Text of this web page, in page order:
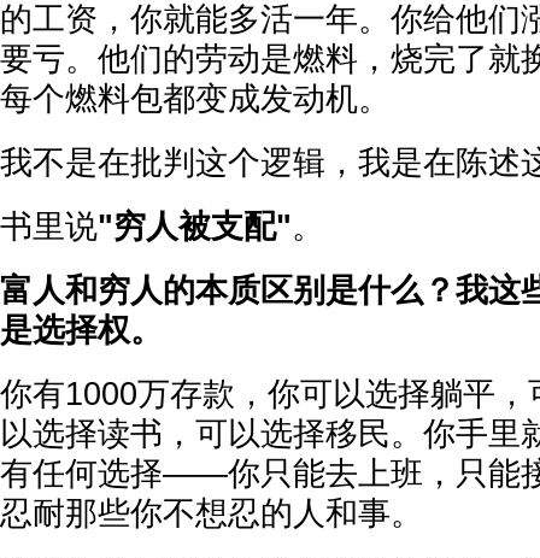
的工资，你就能多活一年。你给他们
要亏。他们的劳动是燃料，烧完了就
每个燃料包都变成发动机。
我不是在批判这个逻辑，我是在陈述
书里说"穷人被支配"。
富人和穷人的本质区别是什么？我
是选择权。
你有1000万存款，你可以选择躺平
以选择读书，可以选择移民。你手里
有任何选择——你只能去上班，只能
忍耐那些你不想忍的人和事。